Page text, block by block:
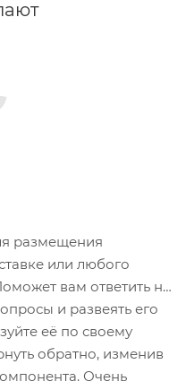
размещения
или любого
вам ответить на
и развеять его
её по своему
обратно, изменив
Очень